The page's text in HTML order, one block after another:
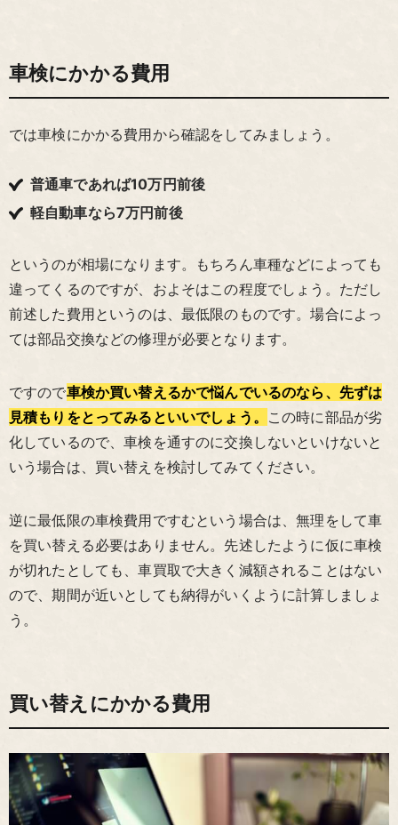
車検にかかる費用
では車検にかかる費用から確認をしてみましょう。
普通車であれば10万円前後
軽自動車なら7万円前後
というのが相場になります。もちろん車種などによっても
違ってくるのですが、およそはこの程度でしょう。ただし
前述した費用というのは、最低限のものです。場合によっ
ては部品交換などの修理が必要となります。
ですので車検か買い替えるかで悩んでいるのなら、先ずは
見積もりをとってみるといいでしょう。 この時に部品が劣
化しているので、車検を通すのに交換しないといけないと
いう場合は、買い替えを検討してみてください。
逆に最低限の車検費用ですむという場合は、無理をして車
を買い替える必要はありません。先述したように仮に車検
が切れたとしても、車買取で大きく減額されることはない
ので、期間が近いとしても納得がいくように計算しましょ
う。
買い替えにかかる費用